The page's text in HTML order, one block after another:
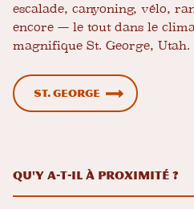
escalade, canyoning, vélo,
encore — le tout dans le
magnifique St. George, Utah.
St. George
Qu'y a-t-il à proximité ?